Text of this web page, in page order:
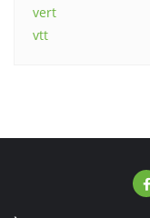
vert
vtt